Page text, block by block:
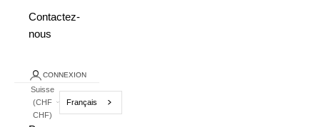
Contactez-
nous
CONNEXION
Suisse
(CHF
CHF)
Français